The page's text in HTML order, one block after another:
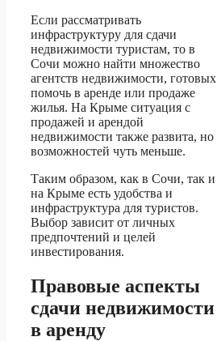
Если рассматривать
инфраструктуру для сдачи
недвижимости туристам, то в
Сочи можно найти множество
агентств недвижимости, готовых
помочь в аренде или продаже
жилья. На Крыме ситуация с
продажей и арендой
недвижимости также развита, но
возможностей чуть меньше.
Таким образом, как в Сочи, так и
на Крыме есть удобства и
инфраструктура для туристов.
Выбор зависит от личных
предпочтений и целей
инвестирования.
Правовые аспекты
сдачи недвижимости
в аренду